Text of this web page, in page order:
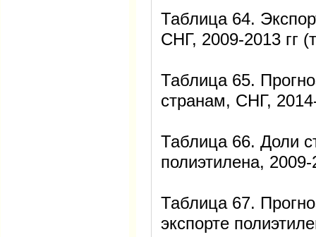
Таблица 64.
СНГ, 2009-2013 гг
Таблица 65.
странам, СНГ,
Таблица 66. Доли
полиэтилена, 2009-
Таблица 67.
экспорте